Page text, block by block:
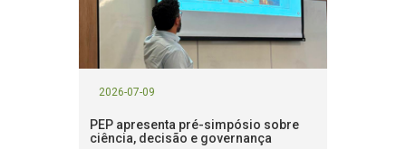
2026-07-09
PEP apresenta pré-simpósio sobre
ciência, decisão e governança